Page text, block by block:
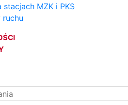
stacjach MZK i PKS
ruchu